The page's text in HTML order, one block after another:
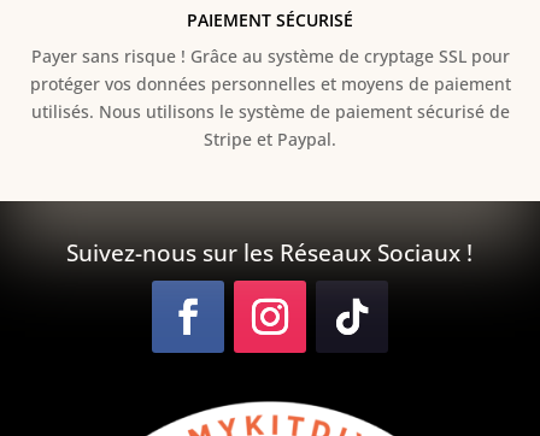
PAIEMENT SÉCURISÉ
Payer sans risque ! Grâce au système de cryptage SSL pour
protéger vos données personnelles et moyens de paiement
utilisés. Nous utilisons le système de paiement sécurisé de
Stripe et Paypal.
Suivez-nous sur les Réseaux Sociaux !